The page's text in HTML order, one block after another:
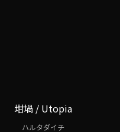
坩堝 / Utopia
ハルタダイチ